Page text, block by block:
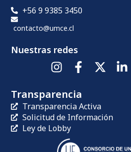
+56 9 9385 3450
contacto@umce.cl
Nuestras redes
Transparencia
Transparencia Activa
Solicitud de Información
Ley de Lobby